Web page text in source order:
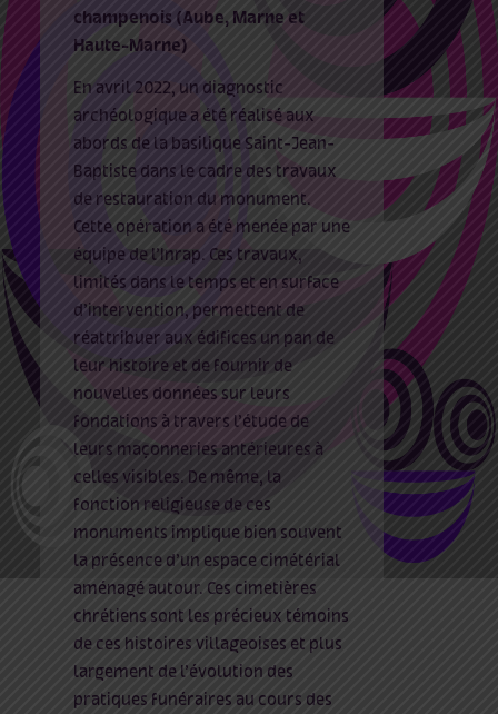
champenois (Aube, Marne et
Haute-Marne)
En avril 2022, un diagnostic
archéologique a été réalisé aux
abords de la basilique Saint-Jean-
Baptiste dans le cadre des travaux
de restauration du monument.
Cette opération a été menée par une
équipe de l’Inrap. Ces travaux,
limités dans le temps et en surface
d’intervention, permettent de
réattribuer aux édifices un pan de
leur histoire et de fournir de
nouvelles données sur leurs
fondations à travers l’étude de
leurs maçonneries antérieures à
celles visibles. De même, la
fonction religieuse de ces
monuments implique bien souvent
la présence d’un espace cimétérial
aménagé autour. Ces cimetières
chrétiens sont les précieux témoins
de ces histoires villageoises et plus
largement de l’évolution des
pratiques funéraires au cours des